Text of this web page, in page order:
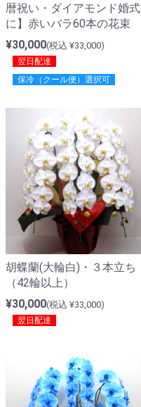
暦祝い・ダイアモンド婚式
に】赤いバラ60本の花束
¥30,000(税込 ¥33,000)
翌日配達
保冷（クール便）選択可
胡蝶蘭(大輪白)・３本立ち
（42輪以上）
¥30,000(税込 ¥33,000)
翌日配達